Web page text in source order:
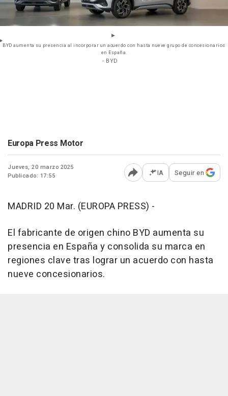
BYD aumenta su presencia al incorporar un acuerdo con hasta nueve grupo de concesionarios
en España.
- BYD
Europa Press Motor
Jueves, 20 marzo 2025
Publicado: 17:55
Abrir opciones para
IA Seguir en
MADRID 20 Mar. (EUROPA PRESS) -
El fabricante de origen chino BYD aumenta su
presencia en España y consolida su marca en
regiones clave tras lograr un acuerdo con hasta
nueve concesionarios.